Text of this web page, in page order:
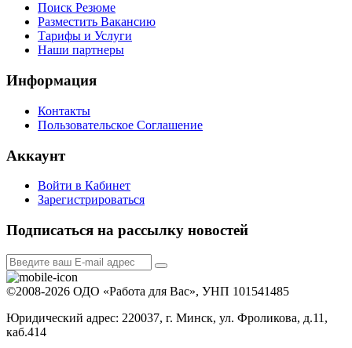
Поиск Резюме
Разместить Вакансию
Тарифы и Услуги
Наши партнеры
Информация
Контакты
Пользовательское Соглашение
Аккаунт
Войти в Кабинет
Зарегистрироваться
Подписаться на рассылку новостей
©2008-2026 ОДО «Работа для Вас», УНП 101541485
Юридический адрес: 220037, г. Минск, ул. Фроликова, д.11,
каб.414